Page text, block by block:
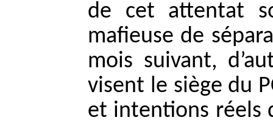
de cet attentat
mafieuse de
mois suivant,
visent le siège du
et intentions réels